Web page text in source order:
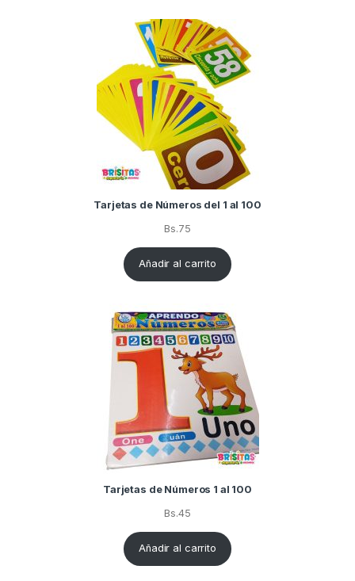
Tarjetas de Números del 1 al 100
Bs.75
Añadir al carrito
Tarjetas de Números 1 al 100
Bs.45
Añadir al carrito